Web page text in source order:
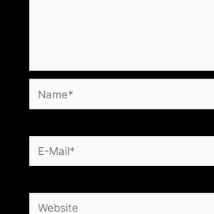
Name*
E-
Mail*
Website